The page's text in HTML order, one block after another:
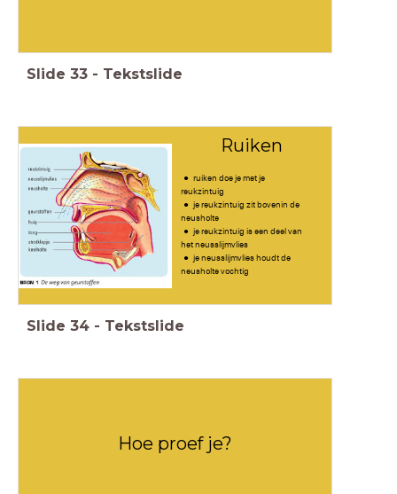
Slide 33 - Tekstslide
Ruiken
ruiken doe je met je
reukzintuig
je reukzintuig zit bovenin de
neusholte
je reukzintuig is een deel van
het neusslijmvlies
je neusslijmvlies houdt de
neusholte vochtig
Slide 34 - Tekstslide
Hoe proef je?